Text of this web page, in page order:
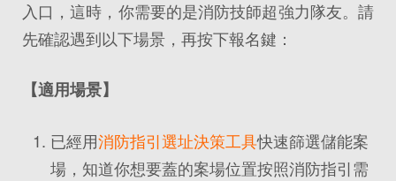
入口，這時，你需要的是消防技師超強力隊友。請
先確認遇到以下場景，再按下報名鍵：
【適用場景】
已經用消防指引選址決策工具快速篩選儲能案
場，知道你想要蓋的案場位置按照消防指引需